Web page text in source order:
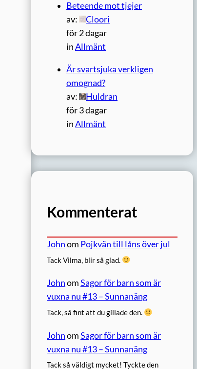
Beteende mot tjejer
av:
Cloori
för 2 dagar
inAllmänt
Är svartsjuka verkligen
omognad?
av:
Huldran
för 3 dagar
inAllmänt
Kommenterat
Johnom Pojkvän till låns över jul
Tack Vilma, blir så glad.
JohnomSagor för barn som är
vuxna nu #13 – Sunnanäng
Tack, så fint att du gillade den.
JohnomSagor för barn som är
vuxna nu #13 – Sunnanäng
Tack så väldigt mycket! Tyckte den